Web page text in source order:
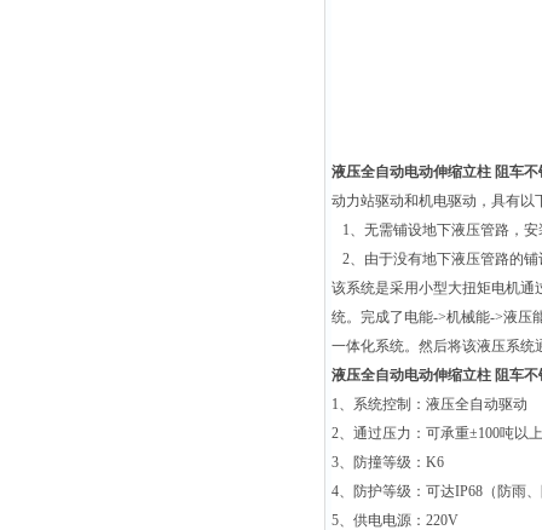
液压全自动电动伸缩立柱 阻车
动力站驱动和机电驱动，具有以
1、无需铺设地下液压管路，
2、由于没有地下液压管路的
该系统是采用小型大扭矩电机通
统。完成了电能->机械能->液压
一体化系统。然后将该液压系统
液压全自动电动伸缩立柱 阻车
1、系统控制：液压全自动驱动
2、通过压力：可承重±100吨以
3、防撞等级： K6
4、防护等级：可达IP68 （防雨
5、供电电源： 220V